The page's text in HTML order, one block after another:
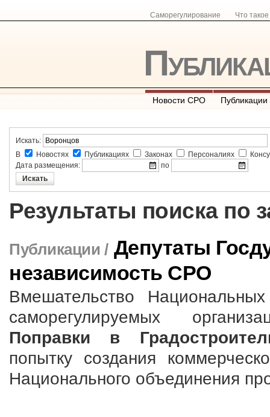
Саморегулирование Что
Новости СРО Публикации
Искать:
В
Новостях Публикациях Законах Персоналиях
Дата размещения:
по
Результаты поиска по
Публикации / Депутаты
независимость СРО
Вмешательство
саморегулируемых
Поправки в
попытку создания
Национального объединения